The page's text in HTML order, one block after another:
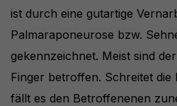
ist durch eine gutartige
Palmaraponeurose bzw.
gekennzeichnet. Meist sind
Finger betroffen. Schreitet
fällt es den Betroffenenen